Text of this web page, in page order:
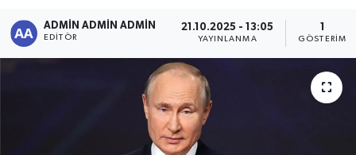
ADMİN ADMİN ADMİN
EDITÖR
21.10.2025 - 13:05
YAYINLANMA GÖSTERIM
Magazin
Sağlık